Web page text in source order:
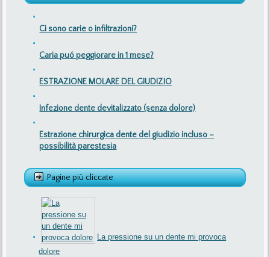
Ci sono carie o infiltrazioni?
Caria puó peggiorare in 1 mese?
ESTRAZIONE MOLARE DEL GIUDIZIO
Infezione dente devitalizzato (senza dolore)
Estrazione chirurgica dente del giudizio incluso –
possibilità parestesia
Pagine più cliccate
La pressione su un dente mi provoca
dolore